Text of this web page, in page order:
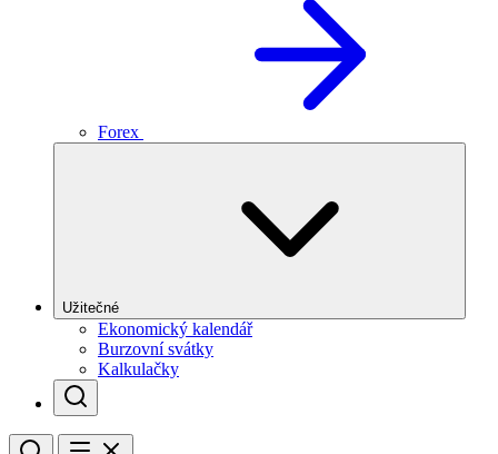
Forex
Užitečné
Ekonomický kalendář
Burzovní svátky
Kalkulačky